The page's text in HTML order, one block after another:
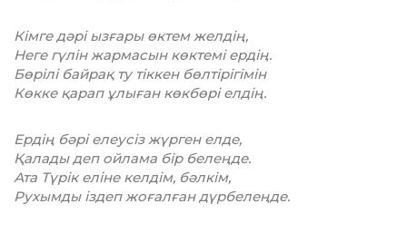
Кімге дәрі ызғары өктем желдің,
Неге гүлін жармасын көктемі ердің.
Бөрілі байрақ ту тіккен бөлтірігімін
Көкке қарап ұлыған көкбөрі елдің.
Ердің бәрі елеусіз жүрген елде,
Қалады деп ойлама бір белеңде.
Ата Түрік еліне келдім, бәлкім,
Рухымды іздеп жоғалған дүрбелеңде.